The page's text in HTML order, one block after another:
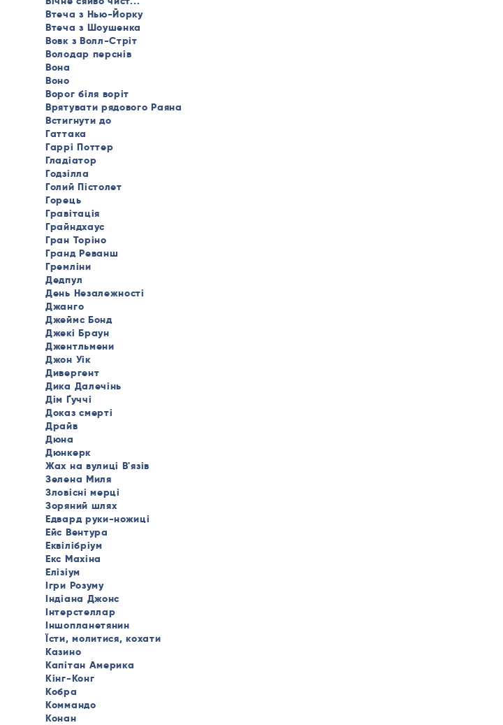
Втеча з Нью-Йорку
Втеча з Шоушенка
Вовк з Волл-Стріт
Володар перснів
Вона
Воно
Ворог біля воріт
Врятувати рядового Раяна
Встигнути до
Гаттака
Гаррі Поттер
Гладіатор
Годзілла
Голий Пістолет
Горець
Гравітація
Грайндхаус
Гран Торіно
Гранд Реванш
Гремліни
Дедпул
День Незалежності
Джанго
Джеймс Бонд
Джекі Браун
Джентльмени
Джон Уік
Дивергент
Дика Далечінь
Дім Ґуччі
Доказ смерті
Драйв
Дюна
Дюнкерк
Жах на вулиці В'язів
Зелена Миля
Зловісні мерці
Зоряний шлях
Едвард руки-ножиці
Ейс Вентура
Еквілібріум
Екс Махіна
Елізіум
Ігри Розуму
Індіана Джонс
Інтерстеллар
Іншопланетянин
Їсти, молитися, кохати
Казино
Капітан Америка
Кінг-Конг
Кобра
Коммандо
Конан